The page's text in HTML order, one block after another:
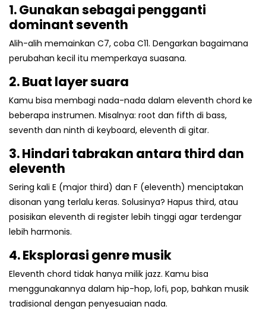
1. Gunakan sebagai pengganti
dominant seventh
Alih-alih memainkan C7, coba C11. Dengarkan bagaimana
perubahan kecil itu memperkaya suasana.
2. Buat layer suara
Kamu bisa membagi nada-nada dalam eleventh chord ke
beberapa instrumen. Misalnya: root dan fifth di bass,
seventh dan ninth di keyboard, eleventh di gitar.
3. Hindari tabrakan antara third dan
eleventh
Sering kali E (major third) dan F (eleventh) menciptakan
disonan yang terlalu keras. Solusinya? Hapus third, atau
posisikan eleventh di register lebih tinggi agar terdengar
lebih harmonis.
4. Eksplorasi genre musik
Eleventh chord tidak hanya milik jazz. Kamu bisa
menggunakannya dalam hip-hop, lofi, pop, bahkan musik
tradisional dengan penyesuaian nada.